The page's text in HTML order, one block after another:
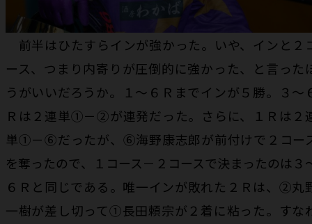
前半はひたすらインが強かった。いや、インと２
ース、つまり内寄りが圧倒的に強かった、と言った
うがいいだろうか。１～６Ｒまでインが５勝。３～
Ｒは２連単①－②が連発だった。さらに、１Ｒは２
単①－⑥だったが、⑥海野康志郎が前付けで２コー
を奪ったので、１コース－２コースで決まったのは３
６Ｒと同じである。唯一インが敗れた２Ｒは、②丸
一樹が差し切って①長田頼宗が２着に粘った。すな